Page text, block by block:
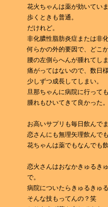
花火ちゃんは薬が効いてい
歩くときも普通。
だけれど。
非化膿性脂肪炎症または非
何らかの外的要因で、どこ
腰の左側らへんが腫れてし
痛がってはないので、数日
少しずつ成長してしまい。
旦那ちゃんに病院に行って
腫れもひいてきて良かった
お高いサプリも毎日飲んで
恋さんにも無理矢理飲んで
花ちゃんは薬でもなんでも
恋火さんはおなかきゅるき
で。
病院についたらきゅるきゅ
そんな技もってんの？笑